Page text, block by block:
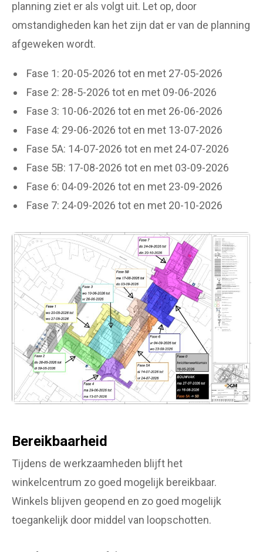
planning ziet er als volgt uit. Let op, door
omstandigheden kan het zijn dat er van de planning
afgeweken wordt.
Fase 1: 20-05-2026 tot en met 27-05-2026
Fase 2: 28-5-2026 tot en met 09-06-2026
Fase 3: 10-06-2026 tot en met 26-06-2026
Fase 4: 29-06-2026 tot en met 13-07-2026
Fase 5A: 14-07-2026 tot en met 24-07-2026
Fase 5B: 17-08-2026 tot en met 03-09-2026
Fase 6: 04-09-2026 tot en met 23-09-2026
Fase 7: 24-09-2026 tot en met 20-10-2026
Bereikbaarheid
Tijdens de werkzaamheden blijft het
winkelcentrum zo goed mogelijk bereikbaar.
Winkels blijven geopend en zo goed mogelijk
toegankelijk door middel van loopschotten.